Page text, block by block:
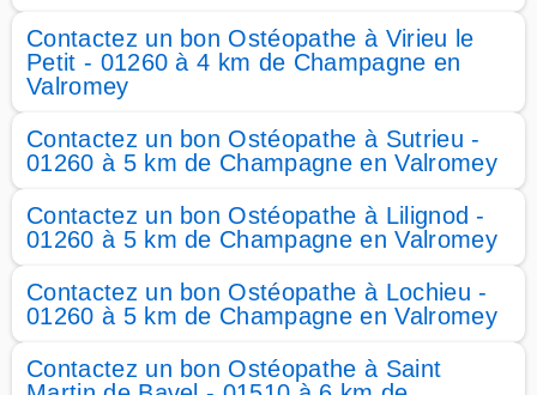
Contactez un bon Ostéopathe à Virieu le
Petit - 01260 à 4 km de Champagne en
Valromey
Contactez un bon Ostéopathe à Sutrieu -
01260 à 5 km de Champagne en Valromey
Contactez un bon Ostéopathe à Lilignod -
01260 à 5 km de Champagne en Valromey
Contactez un bon Ostéopathe à Lochieu -
01260 à 5 km de Champagne en Valromey
Contactez un bon Ostéopathe à Saint